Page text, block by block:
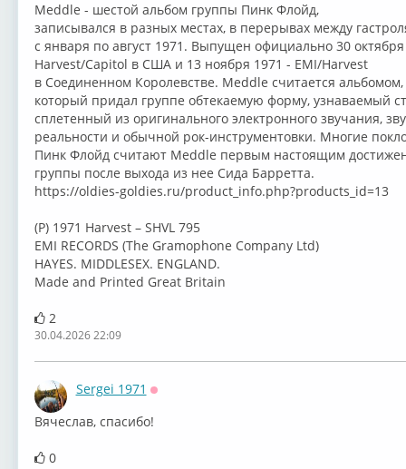
Meddle - шестой альбом группы Пинк Флойд,
записывался в разных местах, в перерывах между
с января по август 1971. Выпущен официально 30
Harvest/Capitol в США и 13 ноября 1971 - EMI/Harvest
в Соединенном Королевстве. Meddle считается альбомом,
который придал группе обтекаемую форму, узнаваемый
сплетенный из оригинального электронного звучания,
реальности и обычной рок-инструментовки. Многие
Пинк Флойд считают Meddle первым настоящим
группы после выхода из нее Сида Барретта.
https://oldies-goldies.ru/product_info.php?products_id=13
(P) 1971 Harvest – SHVL 795
EMI RECORDS (The Gramophone Company Ltd)
HAYES. MIDDLESEX. ENGLAND.
Made and Printed Great Britain
2
30.04.2026 22:09
Sergei 1971
Вячеслав, спасибо!
0